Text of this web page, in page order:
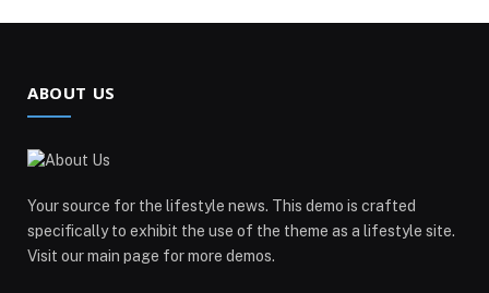
ABOUT US
Your source for the lifestyle news. This demo is crafted
specifically to exhibit the use of the theme as a lifestyle site.
Visit our main page for more demos.